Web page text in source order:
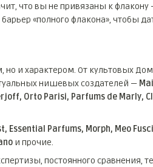
что вы не привязаны к флакону
«полного флакона», чтобы
но и характером. От культовых
нишевых создателей —
Orto Parisi, Parfums de Marly,
Essential Parfums, Morph, Meo
и прочие.
постоянного сравнения,